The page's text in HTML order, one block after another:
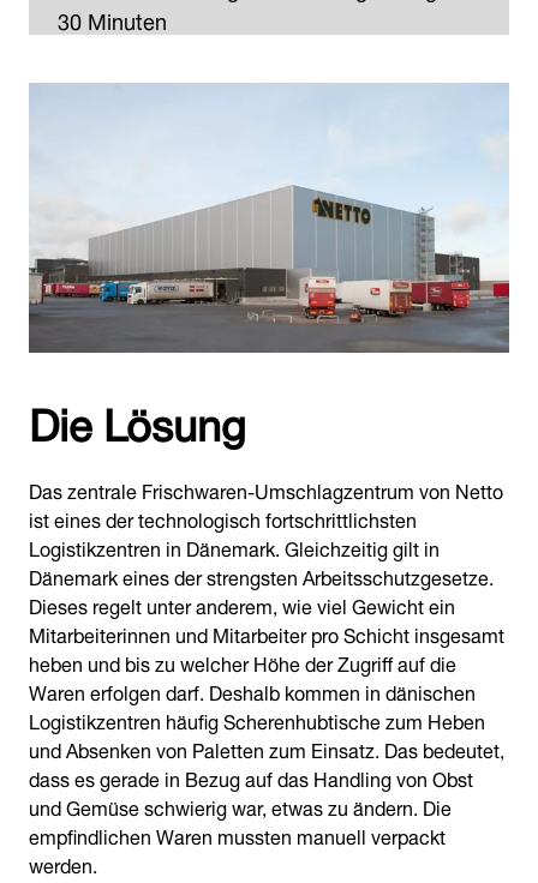
30 Minuten
Die Lösung
Das zentrale Frischwaren-Umschlagzentrum von Netto
ist eines der technologisch fortschrittlichsten
Logistikzentren in Dänemark. Gleichzeitig gilt in
Dänemark eines der strengsten Arbeitsschutzgesetze.
Dieses regelt unter anderem, wie viel Gewicht ein
Mitarbeiterinnen und Mitarbeiter pro Schicht insgesamt
heben und bis zu welcher Höhe der Zugriff auf die
Waren erfolgen darf. Deshalb kommen in dänischen
Logistikzentren häufig Scherenhubtische zum Heben
und Absenken von Paletten zum Einsatz. Das bedeutet,
dass es gerade in Bezug auf das Handling von Obst
und Gemüse schwierig war, etwas zu ändern. Die
empfindlichen Waren mussten manuell verpackt
werden.